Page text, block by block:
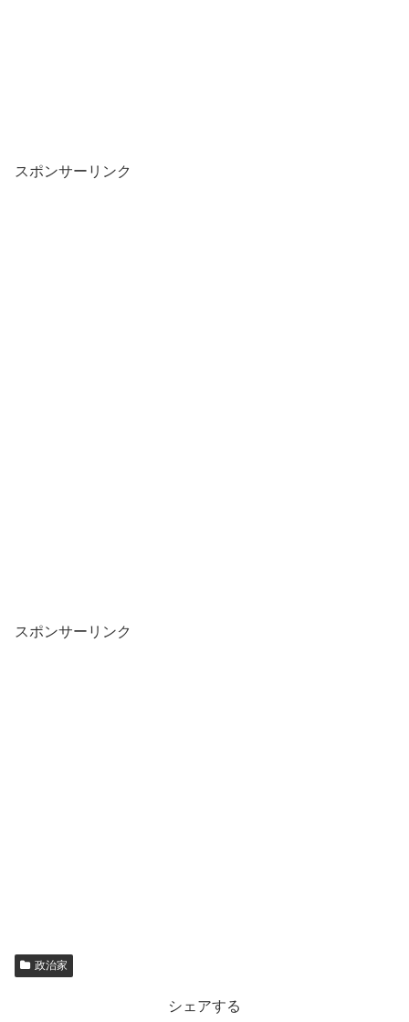
スポンサーリンク
スポンサーリンク
政治家
シェアする